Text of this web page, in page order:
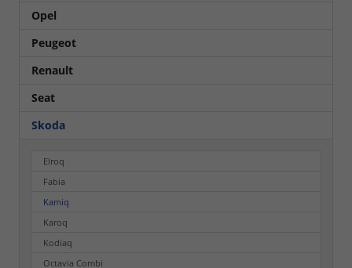
Opel
Peugeot
Renault
Seat
Skoda
Elroq
Fabia
Kamiq
Karoq
Kodiaq
Octavia Combi